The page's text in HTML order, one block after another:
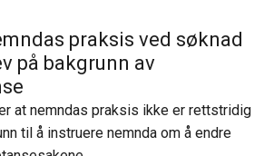
praksis ved søknad
på bakgrunn av
at nemndas praksis ikke er rettstridig
til å instruere nemnda om å endre